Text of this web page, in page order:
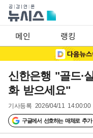
메인 랭킹
신한은행 "골드·
화 받으세요"
기사등록 2026/04/11 14:00:00
구글에서 선호하는 매체로 추가